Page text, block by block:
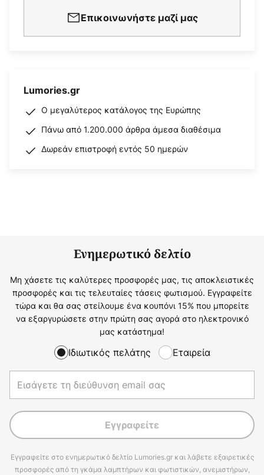
Επικοινωνήστε μαζί μας
Lumories.gr
Ο μεγαλύτερος κατάλογος της Ευρώπης
Πάνω από 1.200.000 άρθρα άμεσα διαθέσιμα
Δωρεάν επιστροφή εντός 50 ημερών
Ενημερωτικό δελτίο
Μη χάσετε τις καλύτερες προσφορές μας, τις αποκλειστικές
προσφορές και τις τελευταίες τάσεις φωτισμού. Εγγραφείτε
τώρα και θα σας στείλουμε ένα κουπόνι 15% που μπορείτε
να εξαργυρώσετε στην πρώτη σας αγορά στο ηλεκτρονικό
μας κατάστημα!
Ιδιωτικός πελάτης Εταιρεία
Εγγραφείτε
Εγγραφείτε στο ενημερωτικό δελτίο Lumories.gr και λάβετε εξαιρετικές
προσφορές από τη γκάμα λαμπτήρων και φωτιστικών, ανεμιστήρων,